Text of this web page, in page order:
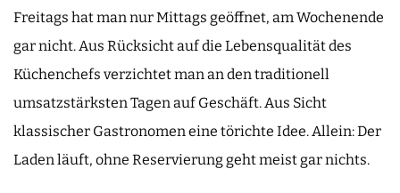
Freitags hat man nur Mittags geöffnet, am Wochenende
gar nicht. Aus Rücksicht auf die Lebensqualität des
Küchenchefs verzichtet man an den traditionell
umsatzstärksten Tagen auf Geschäft. Aus Sicht
klassischer Gastronomen eine törichte Idee. Allein: Der
Laden läuft, ohne Reservierung geht meist gar nichts.